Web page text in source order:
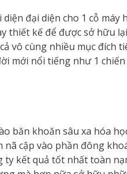
đại diện cho 1 cỗ máy
thiết kế để được sở hữu
vô cùng nhiều mục đích
mới nổi tiếng như 1
băn khoăn sâu xa hóa
cập vào phần đông
ty kết quả tốt nhất toàn